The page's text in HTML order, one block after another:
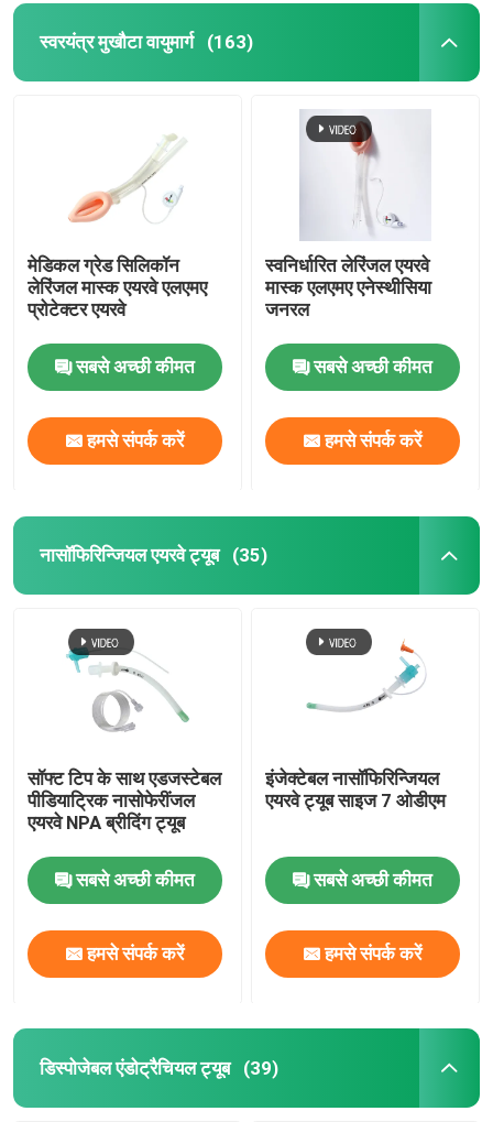
स्वरयंत्र मुखौटा वायुमार्ग (163)
मेडिकल ग्रेड सिलिकॉन
लेरिंजल मास्क एयरवे एलएमए
प्रोटेक्टर एयरवे
सबसे अच्छी कीमत
हमसे संपर्क करें
स्वनिर्धारित लेरिंजल एयरवे
मास्क एलएमए एनेस्थीसिया
जनरल
सबसे अच्छी कीमत
हमसे संपर्क करें
नासॉफिरिन्जियल एयरवे ट्यूब (35)
सॉफ्ट टिप के साथ एडजस्टेबल
पीडियाट्रिक नासोफेरींजल
एयरवे NPA ब्रीदिंग ट्यूब
सबसे अच्छी कीमत
हमसे संपर्क करें
इंजेक्टेबल नासॉफिरिन्जियल
एयरवे ट्यूब साइज 7 ओडीएम
सबसे अच्छी कीमत
हमसे संपर्क करें
डिस्पोजेबल एंडोट्रैचियल ट्यूब (39)